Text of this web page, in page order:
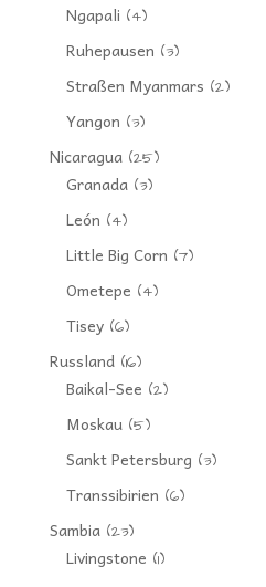
Ngapali (4)
Ruhepausen (3)
Straßen Myanmars (2)
Yangon (3)
Nicaragua(25)
Granada(3)
León (4)
Little Big Corn (7)
Ometepe (4)
Tisey(6)
Russland(16)
Baikal-See (2)
Moskau(5)
Sankt Petersburg (3)
Transsibirien (6)
Sambia(23)
Livingstone (1)